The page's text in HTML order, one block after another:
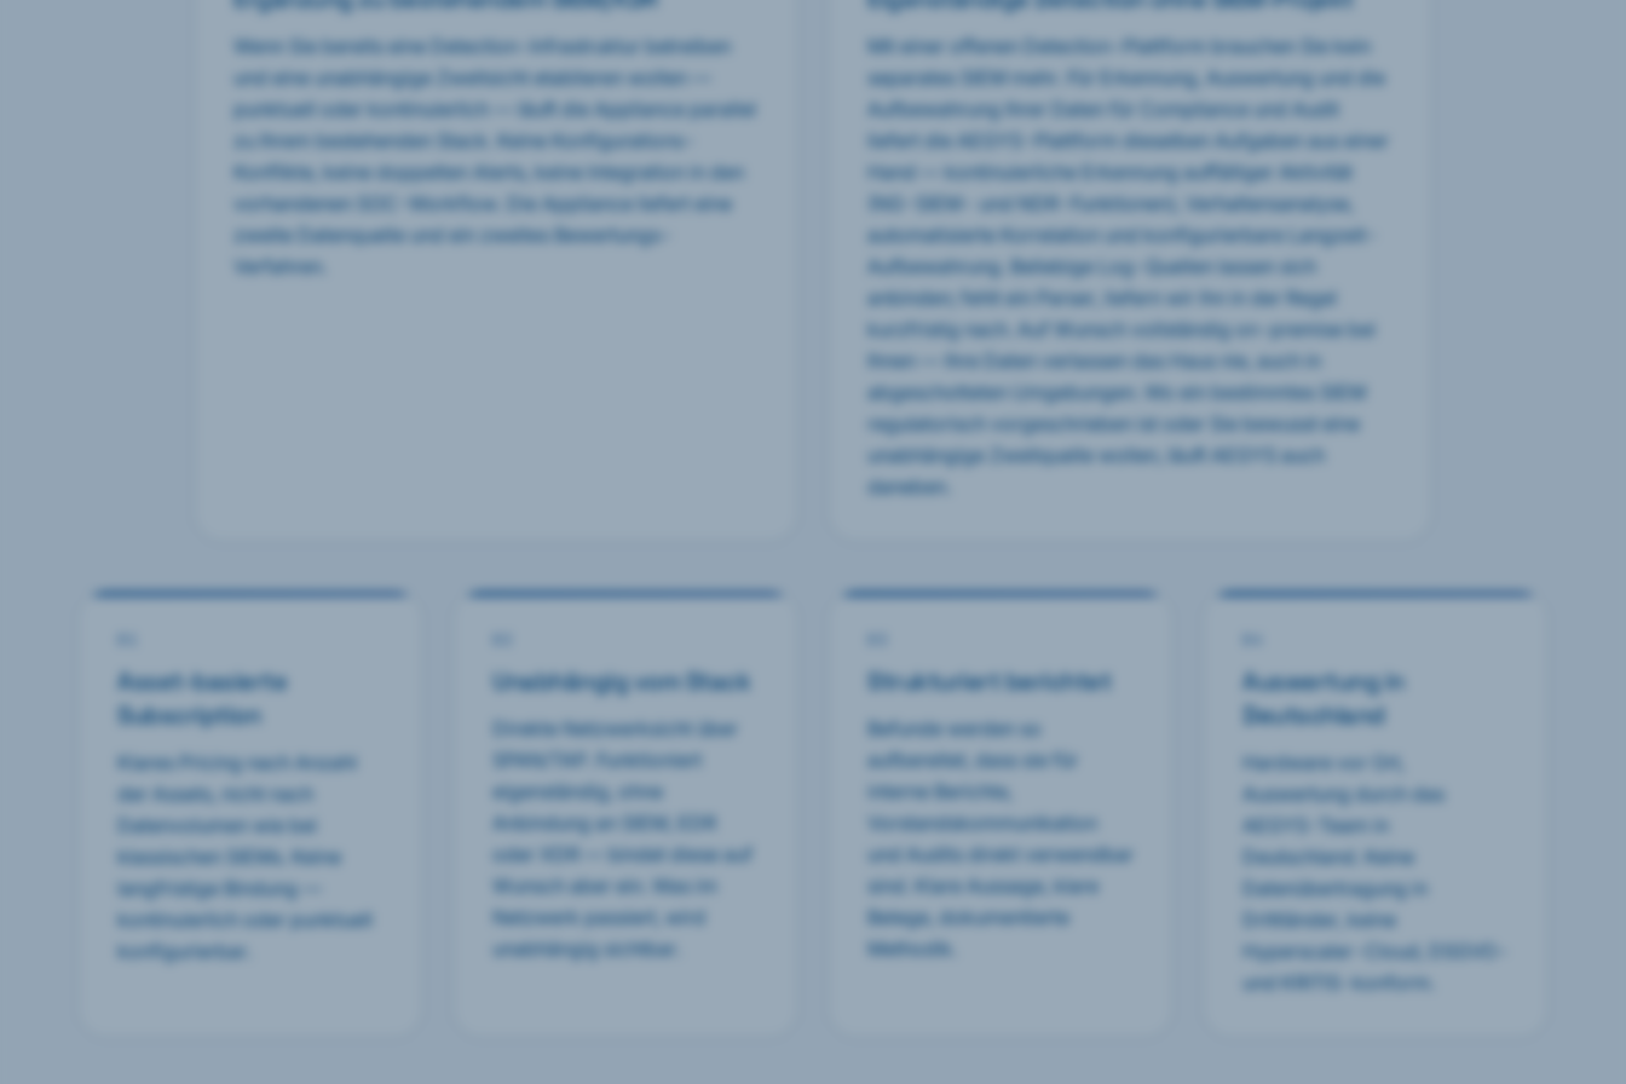
Wenn Sie bereits eine Detection-Infrastruktur betreiben
und eine unabhängige Zweitsicht etablieren wollen —
punktuell oder kontinuierlich — läuft die Appliance parallel
zu Ihrem bestehenden Stack. Keine Konfigurations-
Konflikte, keine doppelten Alerts, keine Integration in den
vorhandenen SOC-Workflow. Die Appliance liefert eine
zweite Datenquelle und ein zweites Bewertungs-
Verfahren.
Mit einer offenen Detection-Plattform brauchen Sie kein
separates SIEM mehr. Für Erkennung, Auswertung und die
Aufbewahrung Ihrer Daten für Compliance und Audit
liefert die AEGYS-Plattform dieselben Aufgaben aus einer
Hand — kontinuierliche Erkennung auffälliger Aktivität
(NG-SIEM- und NDR-Funktionen), Verhaltensanalyse,
automatisierte Korrelation und konfigurierbare Langzeit-
Aufbewahrung. Beliebige Log-Quellen lassen sich
anbinden; fehlt ein Parser, liefern wir ihn in der Regel
kurzfristig nach. Auf Wunsch vollständig on-premise bei
Ihnen — Ihre Daten verlassen das Haus nie, auch in
abgeschotteten Umgebungen. Wo ein bestimmtes SIEM
regulatorisch vorgeschrieben ist oder Sie bewusst eine
unabhängige Zweitquelle wollen, läuft AEGYS auch
daneben.
Asset-basierte
Subscription
Klares Pricing nach Anzahl
der Assets, nicht nach
Datenvolumen wie bei
klassischen SIEMs. Keine
langfristige Bindung —
kontinuierlich oder punktuell
konfigurierbar.
Unabhängig vom Stack
Direkte Netzwerksicht über
SPAN/TAP. Funktioniert
eigenständig, ohne
Anbindung an SIEM, EDR
oder XDR — bindet diese auf
Wunsch aber ein. Was im
Netzwerk passiert, wird
unabhängig sichtbar.
Strukturiert berichtet
Befunde werden so
aufbereitet, dass sie für
interne Berichte,
Vorstandskommunikation
und Audits direkt verwendbar
sind. Klare Aussage, klare
Belege, dokumentierte
Methodik.
Auswertung in
Deutschland
Hardware vor Ort,
Auswertung durch das
AEGYS-Team in
Deutschland. Keine
Datenübertragung in
Drittländer, keine
Hyperscaler-Cloud, DSGVO-
und KRITIS-konform.